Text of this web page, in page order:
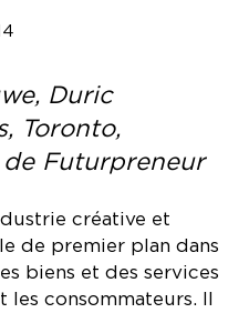
Duric
Toronto,
Futurpreneur
créative et
de premier plan dans
biens et des services
consommateurs. Il